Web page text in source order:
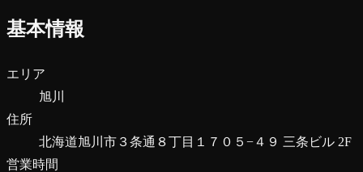
基本情報
エリア
旭川
住所
北海道旭川市３条通８丁目１７０５−４９ 三条ビル 2F
営業時間